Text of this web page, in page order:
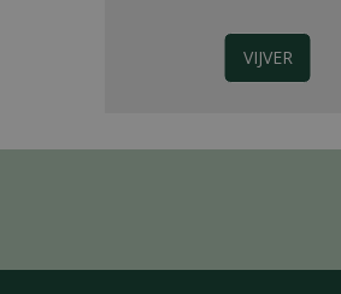
VIJVER